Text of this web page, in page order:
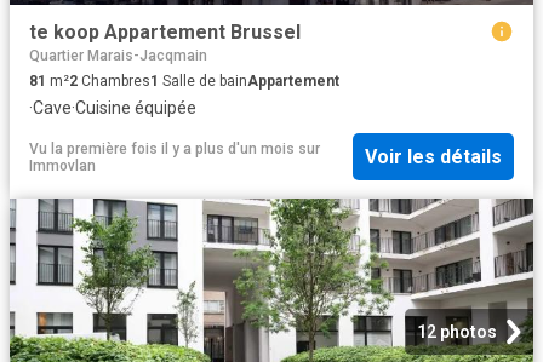
te koop Appartement Brussel
Quartier Marais-Jacqmain
81 m²2 Chambres1 Salle de bainAppartement
·Cave·Cuisine équipée
Vu la première fois il y a plus d'un mois sur
Immovlan
Voir les détails
12 photos